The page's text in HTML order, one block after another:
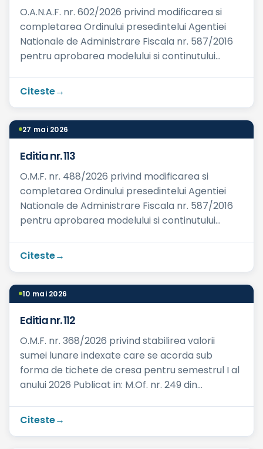
O.A.N.A.F. nr. 602/2026 privind modificarea si
completarea Ordinului presedintelui Agentiei
Nationale de Administrare Fiscala nr. 587/2016
pentru aprobarea modelului si continutului
Citeste
27 mai 2026
Editia nr. 113
O.M.F. nr. 488/2026 privind modificarea si
completarea Ordinului presedintelui Agentiei
Nationale de Administrare Fiscala nr. 587/2016
pentru aprobarea modelului si continutului
Citeste
10 mai 2026
Editia nr. 112
O.M.F. nr. 368/2026 privind stabilirea valorii
sumei lunare indexate care se acorda sub
forma de tichete de cresa pentru semestrul I al
anului 2026 Publicat in: M.Of. nr. 249 din
Citeste